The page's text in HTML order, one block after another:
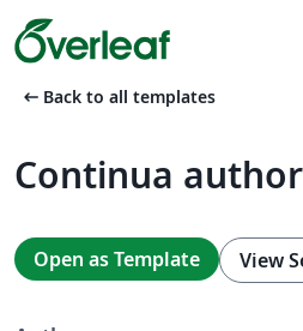
arrow_left_alt Back to all templates
Continua
Open as Template View